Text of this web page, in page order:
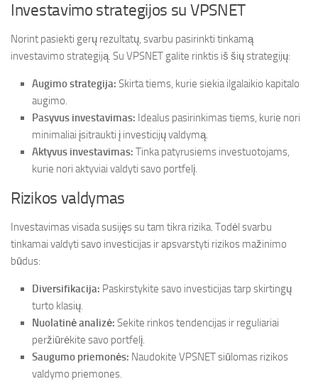
Investavimo strategijos su VPSNET
Norint pasiekti gerų rezultatų, svarbu pasirinkti tinkamą
investavimo strategiją. Su VPSNET galite rinktis iš šių strategijų:
Augimo strategija: Skirta tiems, kurie siekia ilgalaikio kapitalo
augimo.
Pasyvus investavimas: Idealus pasirinkimas tiems, kurie nori
minimaliai įsitraukti į investicijų valdymą.
Aktyvus investavimas: Tinka patyrusiems investuotojams,
kurie nori aktyviai valdyti savo portfelį.
Rizikos valdymas
Investavimas visada susijęs su tam tikra rizika. Todėl svarbu
tinkamai valdyti savo investicijas ir apsvarstyti rizikos mažinimo
būdus:
Diversifikacija: Paskirstykite savo investicijas tarp skirtingų
turto klasių.
Nuolatinė analizė: Sekite rinkos tendencijas ir reguliariai
peržiūrėkite savo portfelį.
Saugumo priemonės: Naudokite VPSNET siūlomas rizikos
valdymo priemones.